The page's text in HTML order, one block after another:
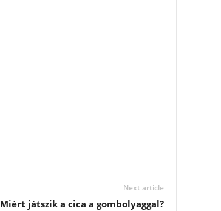
Next article
Miért játszik a cica a gombolyaggal?